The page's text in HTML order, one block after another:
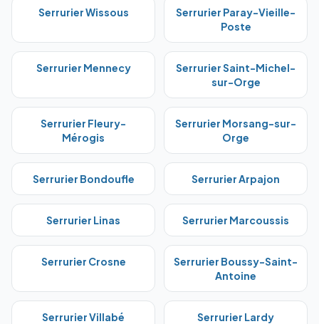
SerrurierWissous Serrurier Paray-Vieille-
Poste
Serrurier Mennecy SerrurierSaint-Michel-
sur-Orge
Serrurier Fleury-
Mérogis
Serrurier Morsang-sur-
Orge
Serrurier Bondoufle SerrurierArpajon
Serrurier Linas Serrurier Marcoussis
Serrurier Crosne Serrurier Boussy-Saint-
Antoine
SerrurierVillabé Serrurier Lardy